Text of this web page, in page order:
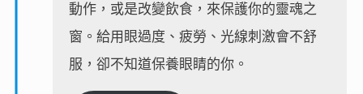
動作，或是改變飲食，來保護你的靈魂之
窗。給用眼過度、疲勞、光線刺激會不舒
服，卻不知道保養眼睛的你。